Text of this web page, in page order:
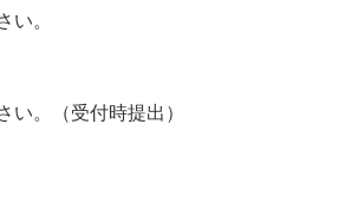
い。
。（受付時提出）